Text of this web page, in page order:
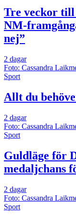
Tre veckor till
NM-
nej”
2 dagar
Foto: Cassandra
Sport
Allt du
2 dagar
Foto: Cassandra
Sport
Guldläge för
medaljchans
2 dagar
Foto: Cassandra
Sport